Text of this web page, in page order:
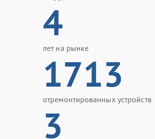
4
лет на рынке
1713
отремонтированных устройств
3